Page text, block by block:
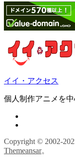
イイ・アクセス
個人制作アニメを
Copyright © 2002-
Themeansar。